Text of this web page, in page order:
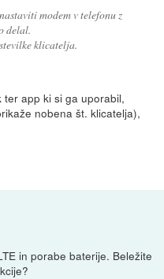
modem v telefonu z
delal.
klicatelja.
app ki si ga uporabil,
nobena št. klicatelja),
in porabe baterije. Beležite